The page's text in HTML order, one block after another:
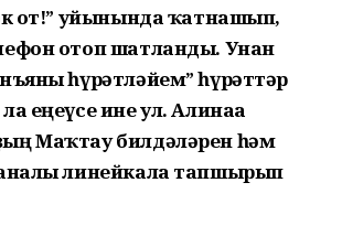
от!” уйынында ҡатнашып,
отоп шатланды. Унан
һүрәтләйем” һүрәттәр
еңеүсе ине ул. Алинаға
Маҡтау билдәләрен һәм
линейкала тапшырып